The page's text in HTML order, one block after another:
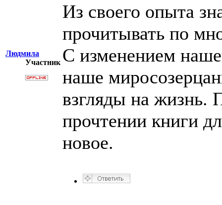
Людмила
Участник
Из своего опыта
прочитывать по
С изменением
наше
взгляды на жизнь.
прочтении книги
новое.